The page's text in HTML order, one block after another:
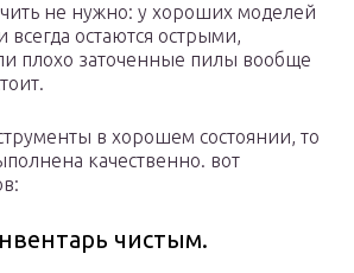
не нужно: у хороших моделей
всегда остаются острыми,
плохо заточенные пилы вообще
в хорошем состоянии, то
качественно. вот
чистым.